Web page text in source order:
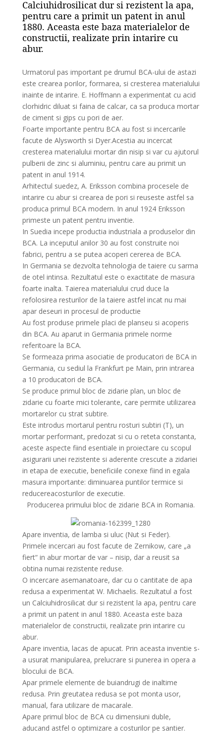
Calciuhidrosilicat dur si rezistent la apa,
pentru care a primit un patent in anul
1880. Aceasta este baza materialelor de
constructii, realizate prin intarire cu
abur.
Urmatorul pas important pe drumul BCA-ului de astazi
este crearea porilor, formarea, si cresterea materialului
inainte de intarire. E. Hoffmann a experimentat cu acid
clorhidric diluat si faina de calcar, ca sa produca mortar
de ciment si gips cu pori de aer.
Foarte importante pentru BCA au fost si incercarile
facute de Alysworth si Dyer.Acestia au incercat
cresterea materialului mortar din nisip si var cu ajutorul
pulberii de zinc si aluminiu, pentru care au primit un
patent in anul 1914.
Arhitectul suedez, A. Eriksson combina procesele de
intarire cu abur si crearea de pori si reuseste astfel sa
produca primul BCA modern. In anul 1924 Eriksson
primeste un patent pentru inventie.
In Suedia incepe productia industriala a produselor din
BCA. La inceputul anilor 30 au fost construite noi
fabrici, pentru a se putea acoperi cererea de BCA.
In Germania se dezvolta tehnologia de taiere cu sarma
de otel intinsa. Rezultatul este o exactitate de masura
foarte inalta. Taierea materialului crud duce la
refolosirea resturilor de la taiere astfel incat nu mai
apar deseuri in procesul de productie
Au fost produse primele placi de planseu si acoperis
din BCA. Au aparut in Germania primele norme
referitoare la BCA.
Se formeaza prima asociatie de producatori de BCA in
Germania, cu sediul la Frankfurt pe Main, prin intrarea
a 10 producatori de BCA.
Se produce primul bloc de zidarie plan, un bloc de
zidarie cu foarte mici tolerante, care permite utilizarea
mortarelor cu strat subtire.
Este introdus mortarul pentru rosturi subtiri (T), un
mortar performant, predozat si cu o reteta constanta,
aceste aspecte fiind esentiale in proiectare cu scopul
asigurarii unei rezistente si aderente crescute a zidariei
in etapa de executie, beneficiile conexe fiind in egala
masura importante: diminuarea puntilor termice si
reducereacosturilor de executie.
Producerea primului bloc de zidarie BCA in Romania.
Apare inventia, de lamba si uluc (Nut si Feder).
Primele incercari au fost facute de Zernikow, care „a
fiert“ in abur mortar de var – nisip, dar a reusit sa
obtina numai rezistente reduse.
O incercare asemanatoare, dar cu o cantitate de apa
redusa a experimentat W. Michaelis. Rezultatul a fost
un Calciuhidrosilicat dur si rezistent la apa, pentru care
a primit un patent in anul 1880. Aceasta este baza
materialelor de constructii, realizate prin intarire cu
abur.
Apare inventia, lacas de apucat. Prin aceasta inventie s-
a usurat manipularea, prelucrare si punerea in opera a
blocului de BCA.
Apar primele elemente de buiandrugi de inaltime
redusa. Prin greutatea redusa se pot monta usor,
manual, fara utilizare de macarale.
Apare primul bloc de BCA cu dimensiuni duble,
aducand astfel o optimizare a costurilor pe santier.